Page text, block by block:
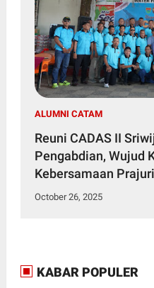
ALUMNI CATAM
Reuni CADAS II Sriwijaya
Pengabdian, Wujud
Kebersamaan
October 26, 2025
KABAR POPULER